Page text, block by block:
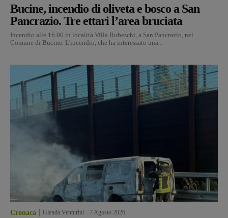
Bucine, incendio di oliveta e bosco a San
Pancrazio. Tre ettari l’area bruciata
Incendio alle 16.00 in località Villa Rubeschi, a San Pancrazio, nel
Comune di Bucine. L'incendio, che ha interessato una...
Cronaca Glenda Venturini 7 Agosto 2026